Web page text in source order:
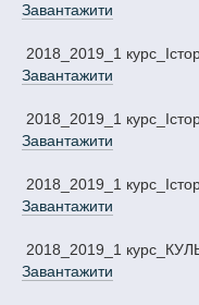
Завантажити
2018_2019_1
Завантажити
2018_2019_1
Завантажити
2018_2019_1
Завантажити
2018_2019_1
Завантажити